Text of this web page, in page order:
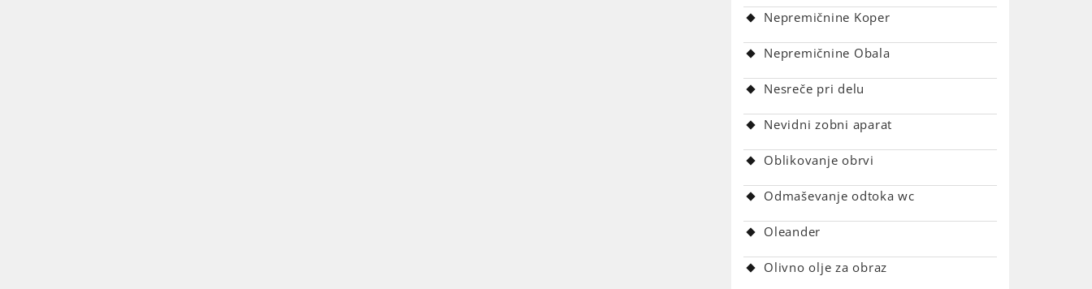
Nepremičnine Koper
Nepremičnine Obala
Nesreče pri delu
Nevidni zobni aparat
Oblikovanje obrvi
Odmaševanje odtoka wc
Oleander
Olivno olje za obraz